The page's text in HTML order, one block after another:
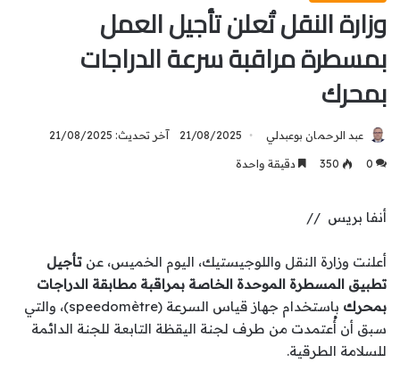
وزارة النقل تُعلن تأجيل العمل
بمسطرة مراقبة سرعة الدراجات
بمحرك
عبد الرحمان بوعبدلي 21/08/2025 آخر تحديث: 21/08/2025
0
350 دقيقة واحدة
أنفا بريس //
أعلنت وزارة النقل واللوجيستيك، اليوم الخميس، عن تأجيل
تطبيق المسطرة الموحدة الخاصة بمراقبة مطابقة الدراجات
بمحرك
باستخدام جهاز قياس السرعة (speedomètre)، والتي
سبق أن أُعتمدت من طرف لجنة اليقظة التابعة للجنة الدائمة
للسلامة الطرقية.